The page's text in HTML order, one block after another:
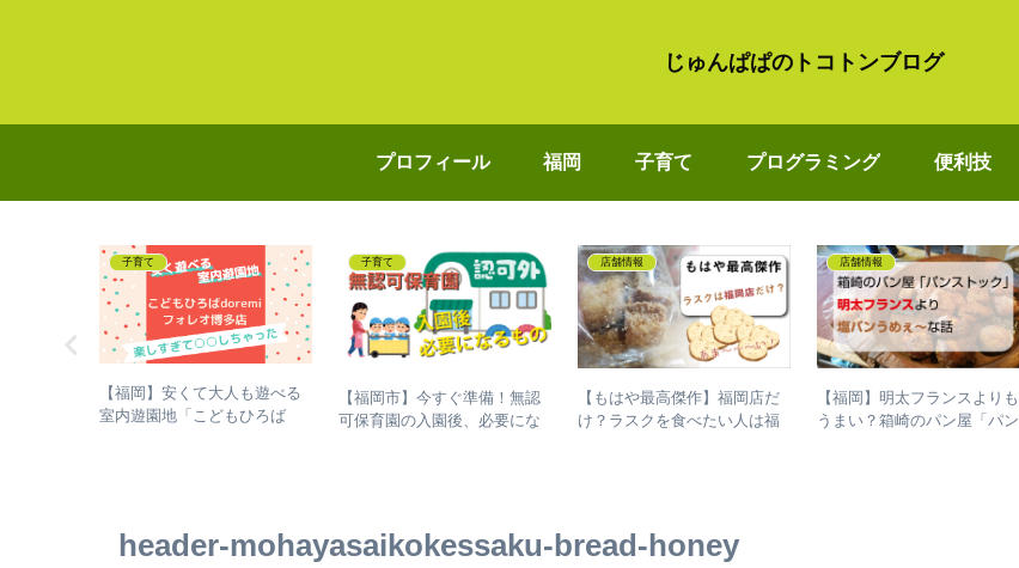
じゅんぱぱのトコトンブログ
プロフィール 福岡 子育て プログラミング 便利技
子育て
【福岡】安くて大人も遊べる
室内遊園地「こどもひろば
子育て
【福岡市】今すぐ準備！無認
可保育園の入園後、必要にな
店舗情報
【もはや最高傑作】福岡店だ
け？ラスクを食べたい人は福
店舗情報
【福岡】明太フランスよりも
うまい？箱崎のパン屋「パン
header-mohayasaikokessaku-bread-honey